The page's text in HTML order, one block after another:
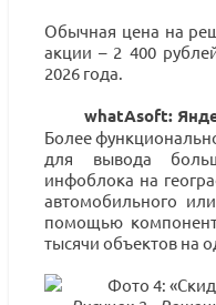
Обычная цена на
акции – 2 400
2026 года.
whatAsoft:
Более
для вывода
инфоблока на
автомобильного
помощью
тысячи объектов на